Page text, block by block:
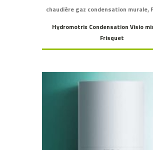
chaudière gaz condensation murale,
Hydromotrix Condensation Visio
Frisquet